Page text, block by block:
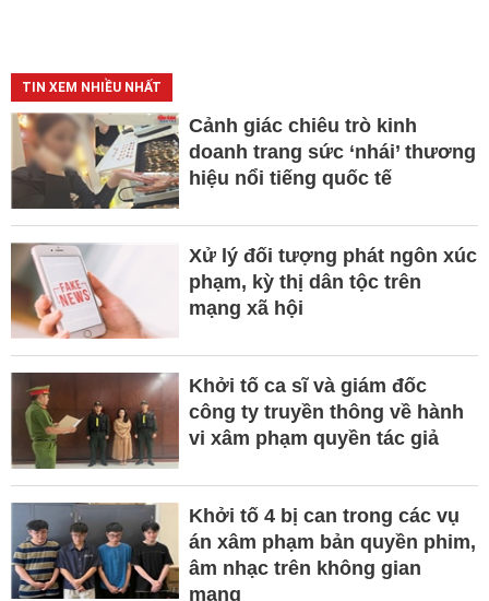
TIN XEM NHIỀU NHẤT
Cảnh giác chiêu trò kinh
doanh trang sức ‘nhái’ thương
hiệu nổi tiếng quốc tế
Xử lý đối tượng phát ngôn xúc
phạm, kỳ thị dân tộc trên
mạng xã hội
Khởi tố ca sĩ và giám đốc
công ty truyền thông về hành
vi xâm phạm quyền tác giả
Khởi tố 4 bị can trong các vụ
án xâm phạm bản quyền phim,
âm nhạc trên không gian
mạng